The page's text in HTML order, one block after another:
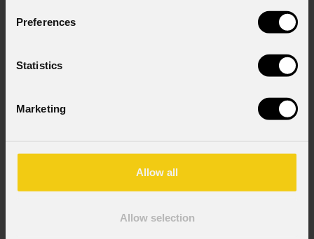
Preferences
Statistics
Marketing
Allow all
Allow selection
Ecldispphdzl2040